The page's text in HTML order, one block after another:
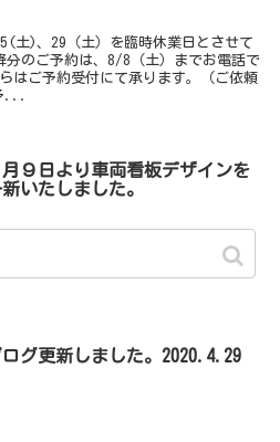
土)、29（土）を臨時休業日とさせて
のご予約は、8/8（土）までお電話で
はご予約受付にて承ります。（ご依頼
...
月９日より車両看板デザインを
いたしました。
ログ更新しました。2020.4.29